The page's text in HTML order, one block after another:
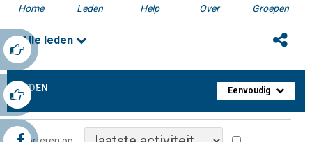
Home Leden Help Over Groepen
Alle leden
LEDEN Eenvoudig